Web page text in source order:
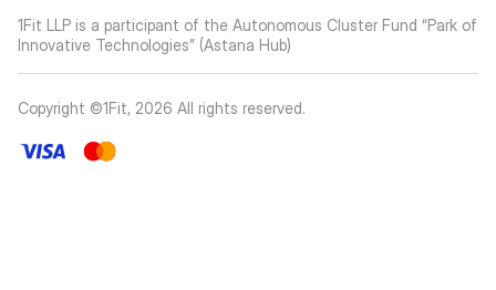
1Fit LLP is a participant of the Autonomous Cluster Fund “Park of
Innovative Technologies” (Astana Hub)
Copyright ©1Fit, 2026 All rights reserved.